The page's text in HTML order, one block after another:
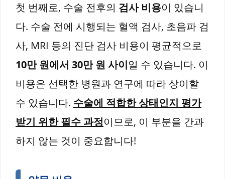
첫 번째로, 수술 전후의 검사 비용이 있습니
다. 수술 전에 시행되는 혈액 검사, 초음파 검
사, MRI 등의 진단 검사 비용이 평균적으로
10만 원에서 30만 원 사이일 수 있습니다. 이
비용은 선택한 병원과 연구에 따라 상이할
수 있습니다. 수술에 적합한 상태인지 평가
받기 위한 필수 과정이므로, 이 부분을 간과
하지 않는 것이 중요합니다!